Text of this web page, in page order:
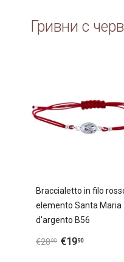
Гривни с
Braccialetto in filo
elemento Santa Maria
d'argento B56
€2890 €1990